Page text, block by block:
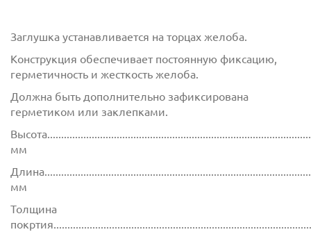
Заглушка устанавливается на торцах желоба.
Конструкция обеспечивает постоянную фиксацию,
герметичность и жесткость желоба.
Должна быть дополнительно зафиксирована
герметиком или заклепками.
мм
мм
Толщина